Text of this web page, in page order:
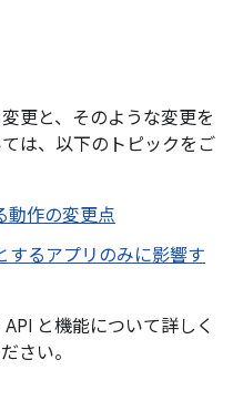
更と、そのような変更を
は、以下のトピックをご
動作の変更点
するアプリのみに影響す
と機能について詳しく
さい。